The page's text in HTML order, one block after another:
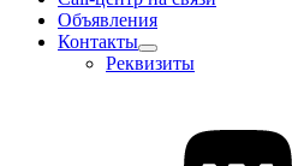
Объявления
Контакты
Реквизиты